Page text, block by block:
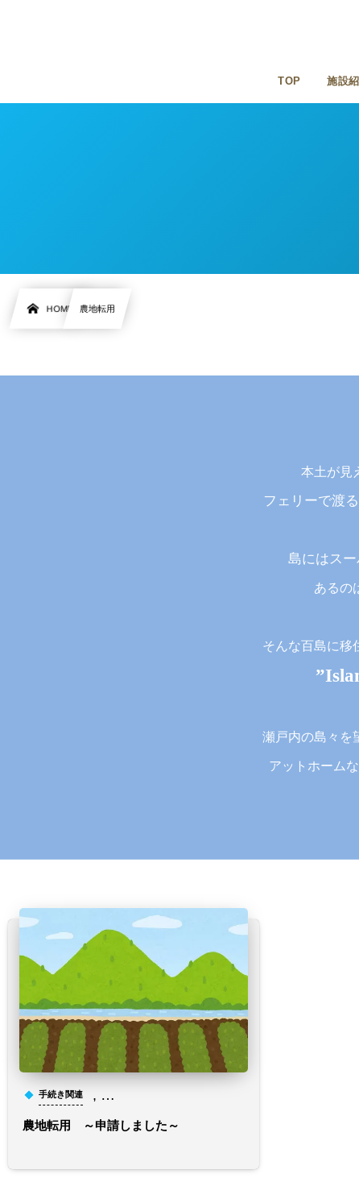
TOP 施設
HOME 農地転用
本土が見
フェリーで渡
島にはスー
あるの
そんな百島に移
瀬戸内の島々を
アットホーム
手続き関連 , …
農地転用 ～申請しました～